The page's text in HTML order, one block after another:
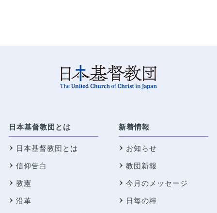
日本基督教団とは
日本基督教団とは
信仰告白
教憲
沿革
新着情報
お知らせ
教団新報
今月のメッセージ
日毎の糧